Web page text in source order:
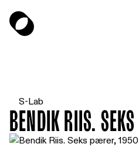
S-Lab
Bendik Riis.